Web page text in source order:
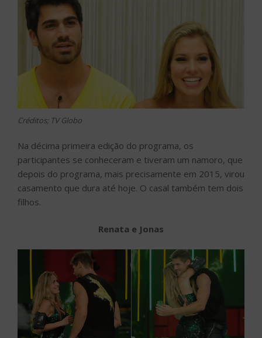
Créditos; TV Globo
Na décima primeira edição do programa, os
participantes se conheceram e tiveram um namoro, que
depois do programa, mais precisamente em 2015, virou
casamento que dura até hoje. O casal também tem dois
filhos.
Renata e Jonas